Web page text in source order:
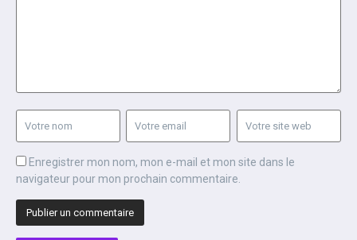
Enregistrer mon nom, mon e-mail et mon site dans le
navigateur pour mon prochain commentaire.